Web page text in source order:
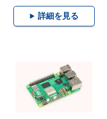
詳細を見る